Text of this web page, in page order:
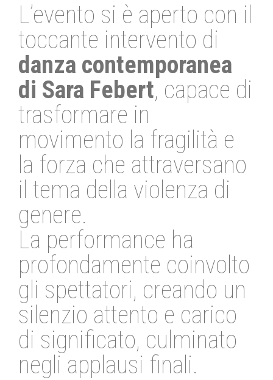
L’evento si è aperto con il
toccante intervento di
danza contemporanea
di Sara Febert, capace di
trasformare in
movimento la fragilità e
la forza che attraversano
il tema della violenza di
genere.
La performance ha
profondamente coinvolto
gli spettatori, creando un
silenzio attento e carico
di significato, culminato
negli applausi finali.